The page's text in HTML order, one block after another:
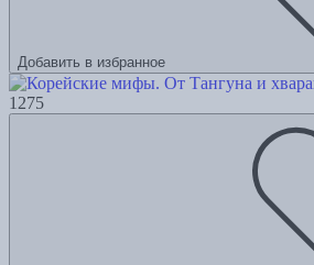
Добавить в избранное
1275